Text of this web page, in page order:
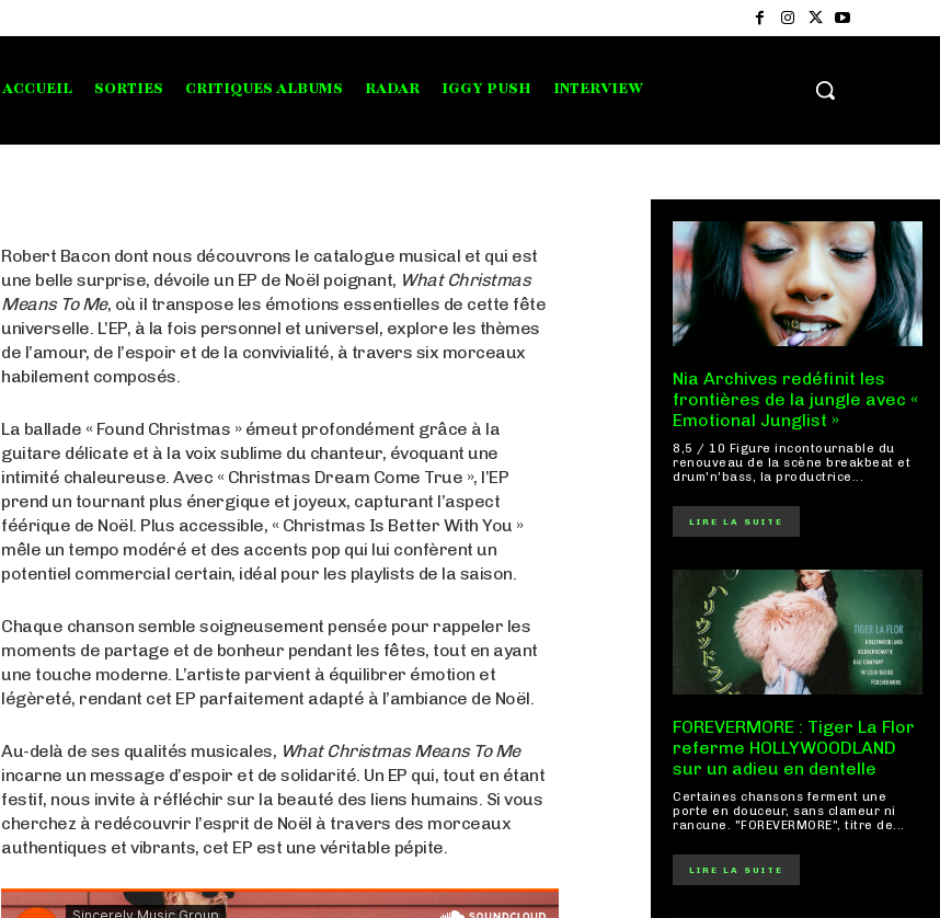
ACCUEIL SORTIES CRITIQUES ALBUMS RADAR IGGY PUSH INTERVIEW
Robert Bacon dont nous découvrons le catalogue musical et qui est
une belle surprise, dévoile un EP de Noël poignant, What Christmas
Means To Me, où il transpose les émotions essentielles de cette fête
universelle. L’EP, à la fois personnel et universel, explore les thèmes
de l’amour, de l’espoir et de la convivialité, à travers six morceaux
habilement composés.
La ballade « Found Christmas » émeut profondément grâce à la
guitare délicate et à la voix sublime du chanteur, évoquant une
intimité chaleureuse. Avec « Christmas Dream Come True », l’EP
prend un tournant plus énergique et joyeux, capturant l’aspect
féérique de Noël. Plus accessible, « Christmas Is Better With You »
mêle un tempo modéré et des accents pop qui lui confèrent un
potentiel commercial certain, idéal pour les playlists de la saison.
Chaque chanson semble soigneusement pensée pour rappeler les
moments de partage et de bonheur pendant les fêtes, tout en ayant
une touche moderne. L’artiste parvient à équilibrer émotion et
légèreté, rendant cet EP parfaitement adapté à l’ambiance de Noël.
Au-delà de ses qualités musicales, What Christmas Means To Me
incarne un message d’espoir et de solidarité. Un EP qui, tout en étant
festif, nous invite à réfléchir sur la beauté des liens humains. Si vous
cherchez à redécouvrir l’esprit de Noël à travers des morceaux
authentiques et vibrants, cet EP est une véritable pépite.
Nia Archives redéfinit les
frontières de la jungle avec «
Emotional Junglist »
8,5 / 10 Figure incontournable du
renouveau de la scène breakbeat et
drum'n'bass, la productrice...
LIRE LA SUITE
FOREVERMORE : Tiger La Flor
referme HOLLYWOODLAND
sur un adieu en dentelle
Certaines chansons ferment une
porte en douceur, sans clameur ni
rancune. "FOREVERMORE", titre de...
LIRE LA SUITE